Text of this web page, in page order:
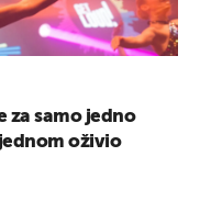
za samo jedno
oživio